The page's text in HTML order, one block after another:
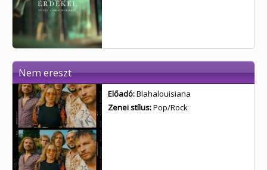
Nem ereszt
Előadó:Blahalouisiana
Zenei stílus:Pop/Rock